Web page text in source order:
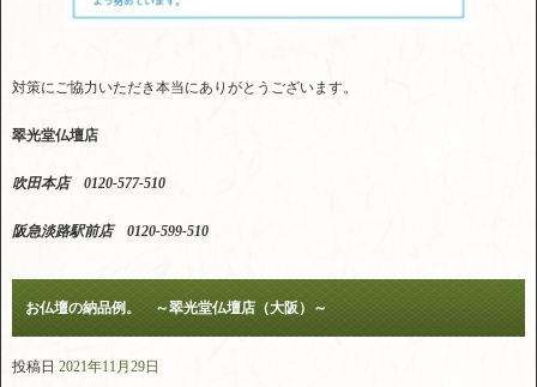
対策にご協力いただき本当にありがとうございます。
翠光堂仏壇店
吹田本店 0120-577-510
阪急淡路駅前店 0120-599-510
お仏壇の納品例。 ～翠光堂仏壇店（大阪）～
投稿日 2021年11月29日